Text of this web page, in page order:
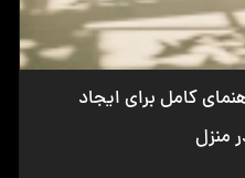
کامل برای ایجاد
منزل